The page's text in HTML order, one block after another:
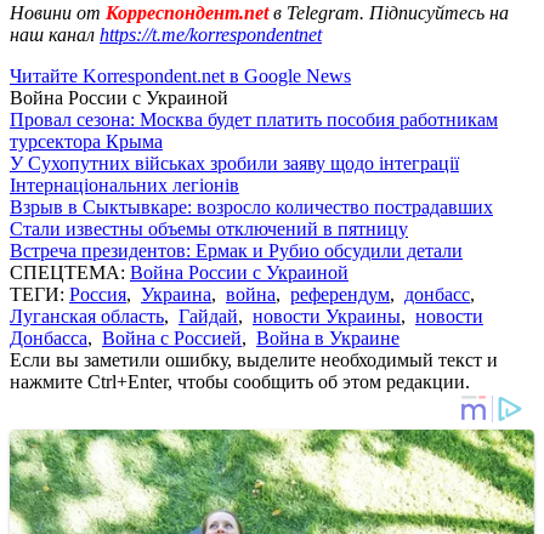
Новини от Корреспондент.netв Telegram. Підписуйтесь на
наш канал https://t.me/korrespondentnet
Читайте Korrespondent.net в Google News
Война России с Украиной
Провал сезона: Москва будет платить пособия работникам
турсектора Крыма
У Сухопутних військах зробили заяву щодо інтеграції
Інтернаціональних легіонів
Взрыв в Сыктывкаре: возросло количество пострадавших
Стали известны объемы отключений в пятницу
Встреча президентов: Ермак и Рубио обсудили детали
СПЕЦТЕМА: Война России с Украиной
ТЕГИ: Россия, Украина, война, референдум, донбасс,
Луганская область, Гайдай, новости Украины, новости
Донбасса, Война с Россией, Война в Украине
Если вы заметили ошибку, выделите необходимый текст и
нажмите Ctrl+Enter, чтобы сообщить об этом редакции.